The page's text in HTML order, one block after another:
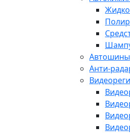
Автошины
Анти-